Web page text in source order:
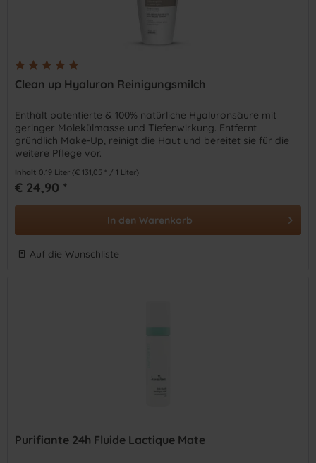
Clean up Hyaluron Reinigungsmilch
Enthält patentierte & 100% natürliche Hyaluronsäure mit
geringer Molekülmasse und Tiefenwirkung. Entfernt
gründlich Make-Up, reinigt die Haut und bereitet sie für die
weitere Pflege vor.
Inhalt 0.19 Liter (€ 131,05 * / 1 Liter)
€ 24,90 *
In den Warenkorb
Auf die Wunschliste
Purifiante 24h Fluide Lactique Mate